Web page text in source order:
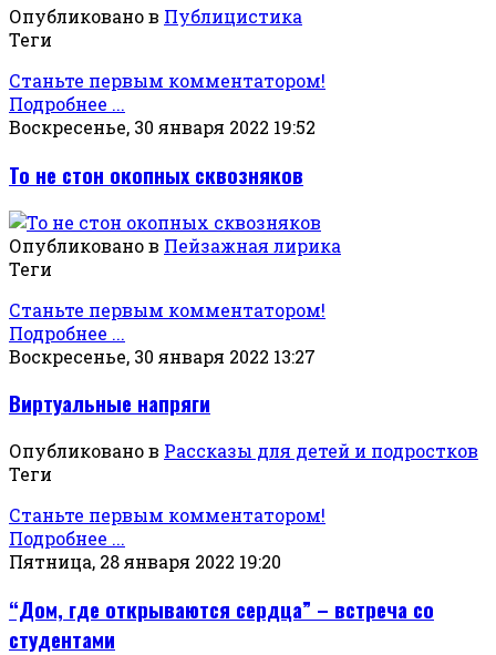
Опубликовано в Публицистика
Теги
Станьте первым комментатором!
Подробнее ...
Воскресенье, 30 января 2022 19:52
То не стон окопных сквозняков
Опубликовано в Пейзажная лирика
Теги
Станьте первым комментатором!
Подробнее ...
Воскресенье, 30 января 2022 13:27
Виртуальные напряги
Опубликовано в Рассказы для детей и подростков
Теги
Станьте первым комментатором!
Подробнее ...
Пятница, 28 января 2022 19:20
“Дом, где открываются сердца” – встреча со
студентами